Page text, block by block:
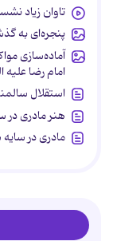
تاوان زیاد
پنجره‌ای به
آماده‌سازی
امام رضا علیه
استقلال
هنر مادری در
مادری در